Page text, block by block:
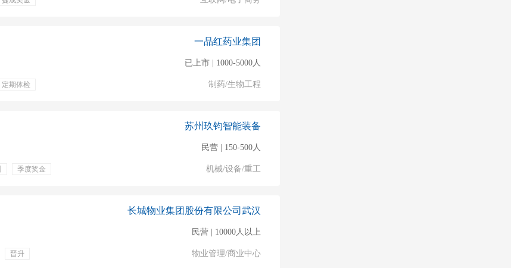
定期体检
一品红药业集团
已上市 | 1000-5000人
制药/生物工程
季度奖金
苏州玖钧智能装备
民营 | 150-500人
机械/设备/重工
晋升
长城物业集团股份有限公司武汉
民营 | 10000人以上
物业管理/商业中心